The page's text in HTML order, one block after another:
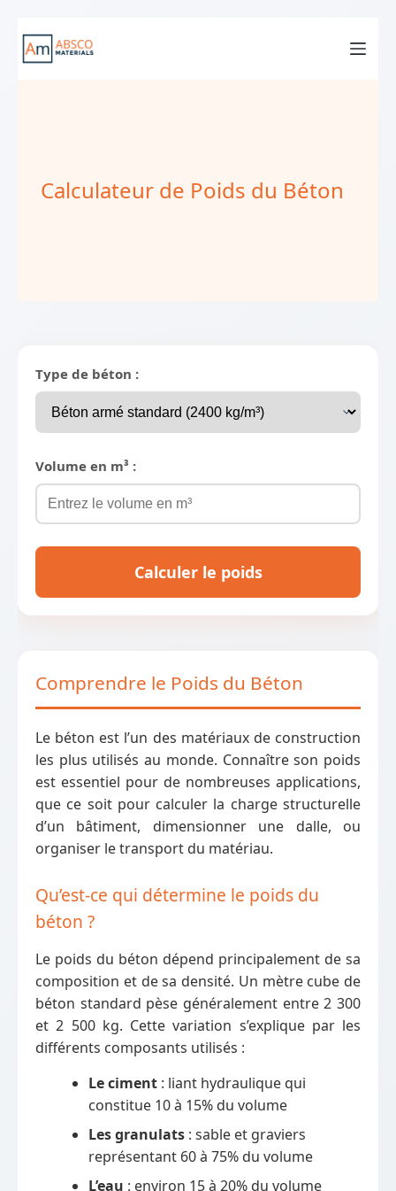
au
Calculateur de Poids du Béton
Type de béton :
Volume en m³ :
Calculer le poids
Comprendre le Poids du Béton
Le béton est l’un des matériaux de construction
les plus utilisés au monde. Connaître son poids
est essentiel pour de nombreuses applications,
que ce soit pour calculer la charge structurelle
d’un bâtiment, dimensionner une dalle, ou
organiser le transport du matériau.
Qu’est-ce qui détermine le poids du
béton ?
Le poids du béton dépend principalement de sa
composition et de sa densité. Un mètre cube de
béton standard pèse généralement entre 2 300
et 2 500 kg. Cette variation s’explique par les
différents composants utilisés :
Le ciment : liant hydraulique qui
constitue 10 à 15% du volume
Les granulats : sable et graviers
représentant 60 à 75% du volume
L’eau : environ 15 à 20% du volume